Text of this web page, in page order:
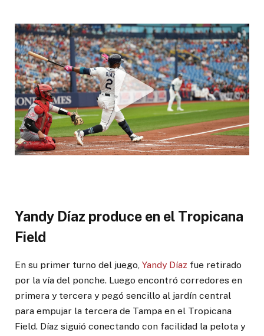
Yandy Díaz produce en el Tropicana
Field
En su primer turno del juego, Yandy Díaz fue retirado
por la vía del ponche. Luego encontró corredores en
primera y tercera y pegó sencillo al jardín central
para empujar la tercera de Tampa en el Tropicana
Field. Díaz siguió conectando con facilidad la pelota y